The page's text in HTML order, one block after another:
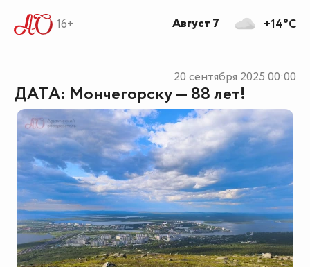
16+
ДАТА: Мончегорску — 88 лет!
20 сентября 2025 00:00
+14°C
Август 7